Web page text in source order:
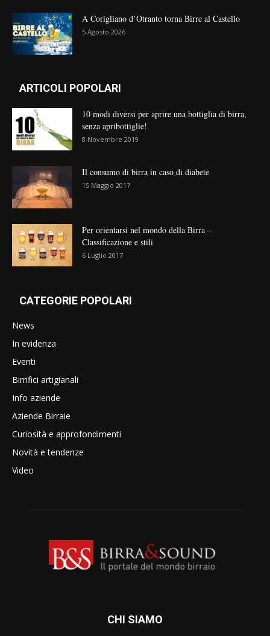
A Corigliano d’Otranto torna Birre al Castello
5 Agosto 2026
ARTICOLI POPOLARI
10 modi diversi per aprire una bottiglia di birra,
senza apribottiglie!
8 Novembre 2019
Il consumo di birra in caso di diabete
15 Maggio 2017
Per orientarsi nel mondo della Birra –
Classificazione e stili
6 Luglio 2017
CATEGORIE POPOLARI
News
In evidenza
Eventi
Birrifici artigianali
Info aziende
Aziende Birraie
Curiosità e approfondimenti
Novità e tendenze
Video
CHI SIAMO